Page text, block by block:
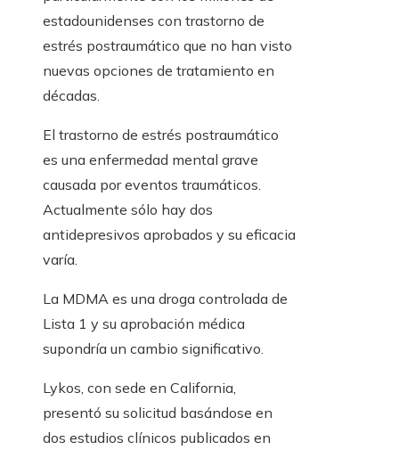
estadounidenses con trastorno de
estrés postraumático que no han visto
nuevas opciones de tratamiento en
décadas.
El trastorno de estrés postraumático
es una enfermedad mental grave
causada por eventos traumáticos.
Actualmente sólo hay dos
antidepresivos aprobados y su eficacia
varía.
La MDMA es una droga controlada de
Lista 1 y su aprobación médica
supondría un cambio significativo.
Lykos, con sede en California,
presentó su solicitud basándose en
dos estudios clínicos publicados en